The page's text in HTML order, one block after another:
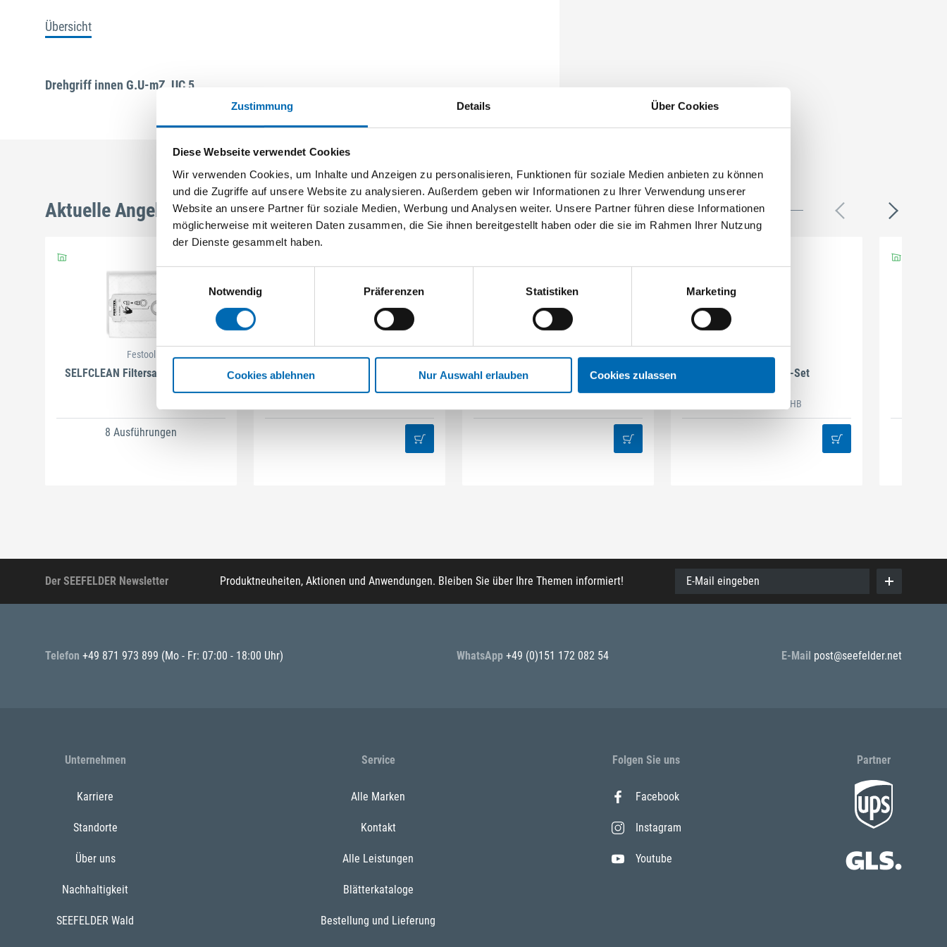
Zustimmung Details Über Cookies
Diese Webseite verwendet Cookies
Wir verwenden Cookies, um Inhalte und Anzeigen zu personalisieren, Funktionen für soziale Medien anbieten zu können
und die Zugriffe auf unsere Website zu analysieren. Außerdem geben wir Informationen zu Ihrer Verwendung unserer
Website an unsere Partner für soziale Medien, Werbung und Analysen weiter. Unsere Partner führen diese Informationen
möglicherweise mit weiteren Daten zusammen, die Sie ihnen bereitgestellt haben oder die sie im Rahmen Ihrer Nutzung
der Dienste gesammelt haben.
Einwilligungsauswahl
Notwendig
Präferenzen Statistiken Marketing
Cookies ablehnen Nur Auswahl erlauben Cookies zulassen
Übersicht
Drehgriff innen G.U-mZ, UC 5
Aktuelle Angebote
Festool
SELFCLEAN Filtersack SC FIS-CT
8 Ausführungen
STAHLHÄRTER
Bit-Box 32-tlg Mix
DAMAZEN
Innenausbau Regal-Set
DAMAZEN
Holzbau Regal-Set
Artikel-Nr. REG.HB
Der SEEFELDER Newsletter Produktneuheiten, Aktionen und Anwendungen. Bleiben Sie über Ihre Themen informiert! E-Mail eingeben
Telefon +49 871 973 899 (Mo - Fr: 07:00 - 18:00 Uhr) WhatsApp +49 (0)151 172 082 54 E-Mail post@seefelder.net
Unternehmen
Karriere
Standorte
Über uns
Nachhaltigkeit
SEEFELDER Wald
Service
Alle Marken
Kontakt
Alle Leistungen
Blätterkataloge
Bestellung und Lieferung
Folgen Sie uns
Facebook
Instagram
Youtube
Partner